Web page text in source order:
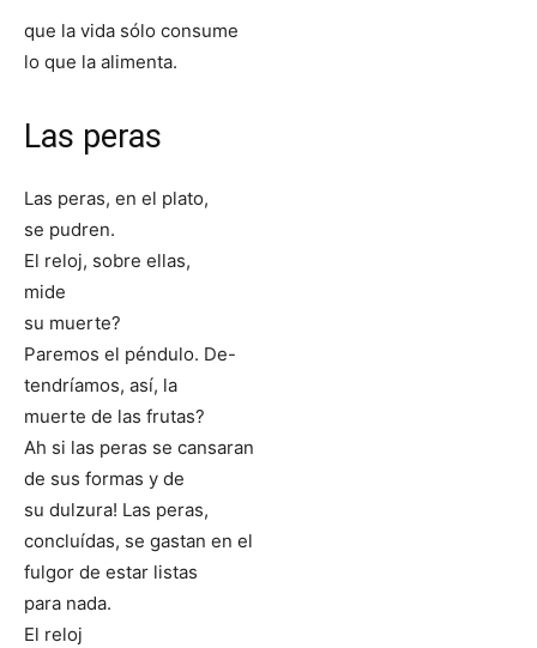
que la vida sólo consume
lo que la alimenta.
Las peras
Las peras, en el plato,
se pudren.
El reloj, sobre ellas,
mide
su muerte?
Paremos el péndulo. De-
tendríamos, así, la
muerte de las frutas?
Ah si las peras se cansaran
de sus formas y de
su dulzura! Las peras,
concluídas, se gastan en el
fulgor de estar listas
para nada.
El reloj